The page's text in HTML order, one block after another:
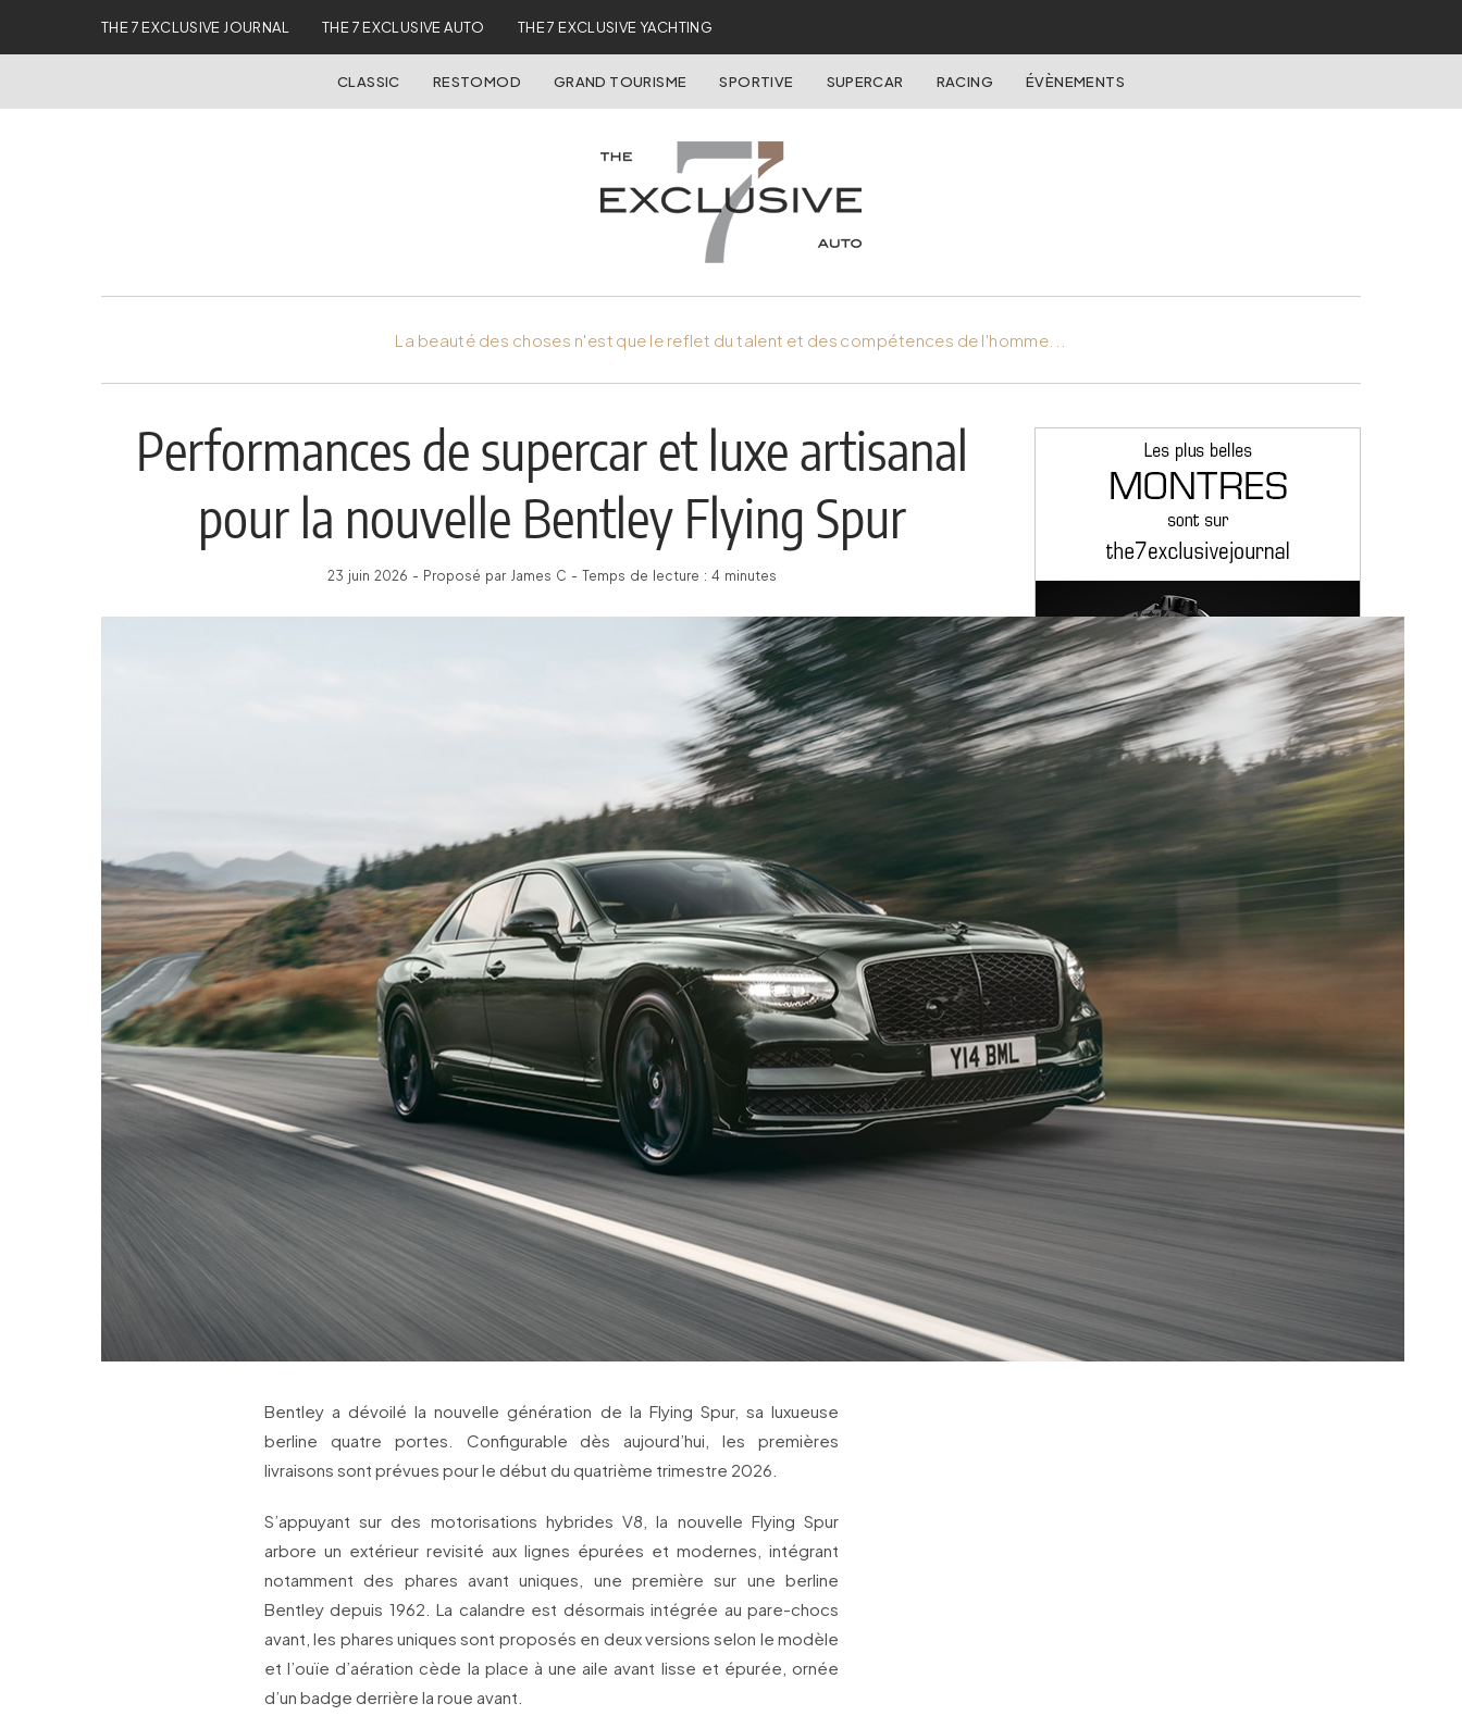
THE 7 EXCLUSIVE JOURNAL THE 7 EXCLUSIVE AUTO THE 7 EXCLUSIVE YACHTING
CLASSIC RESTOMOD GRAND TOURISME SPORTIVE SUPERCAR RACING ÉVÈNEMENTS
La beauté des choses n'est que le reflet du talent et des compétences de l'homme...
Performances de supercar et luxe artisanal
pour la nouvelle Bentley Flying Spur
23 juin 2026 - Proposé par James C - Temps de lecture : 4 minutes
Bentley a dévoilé la nouvelle génération de la Flying Spur, sa luxueuse
berline quatre portes. Configurable dès aujourd’hui, les premières
livraisons sont prévues pour le début du quatrième trimestre 2026.
S’appuyant sur des motorisations hybrides V8, la nouvelle Flying Spur
arbore un extérieur revisité aux lignes épurées et modernes, intégrant
notamment des phares avant uniques, une première sur une berline
Bentley depuis 1962. La calandre est désormais intégrée au pare-chocs
avant, les phares uniques sont proposés en deux versions selon le modèle
et l’ouïe d’aération cède la place à une aile avant lisse et épurée, ornée
d’un badge derrière la roue avant.